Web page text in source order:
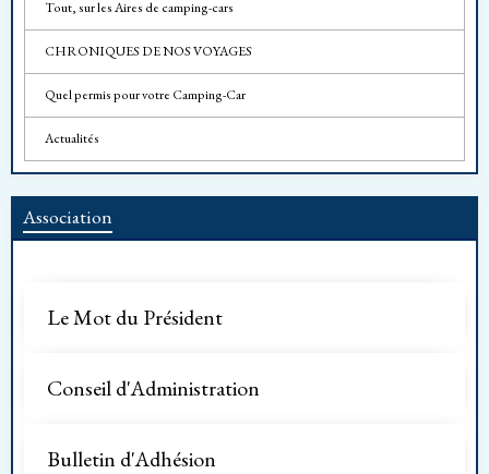
Tout, sur les Aires de camping-cars
CHRONIQUES DE NOS VOYAGES
Quel permis pour votre Camping-Car
Actualités
Association
Le Mot du Président
Conseil d'Administration
Bulletin d'Adhésion